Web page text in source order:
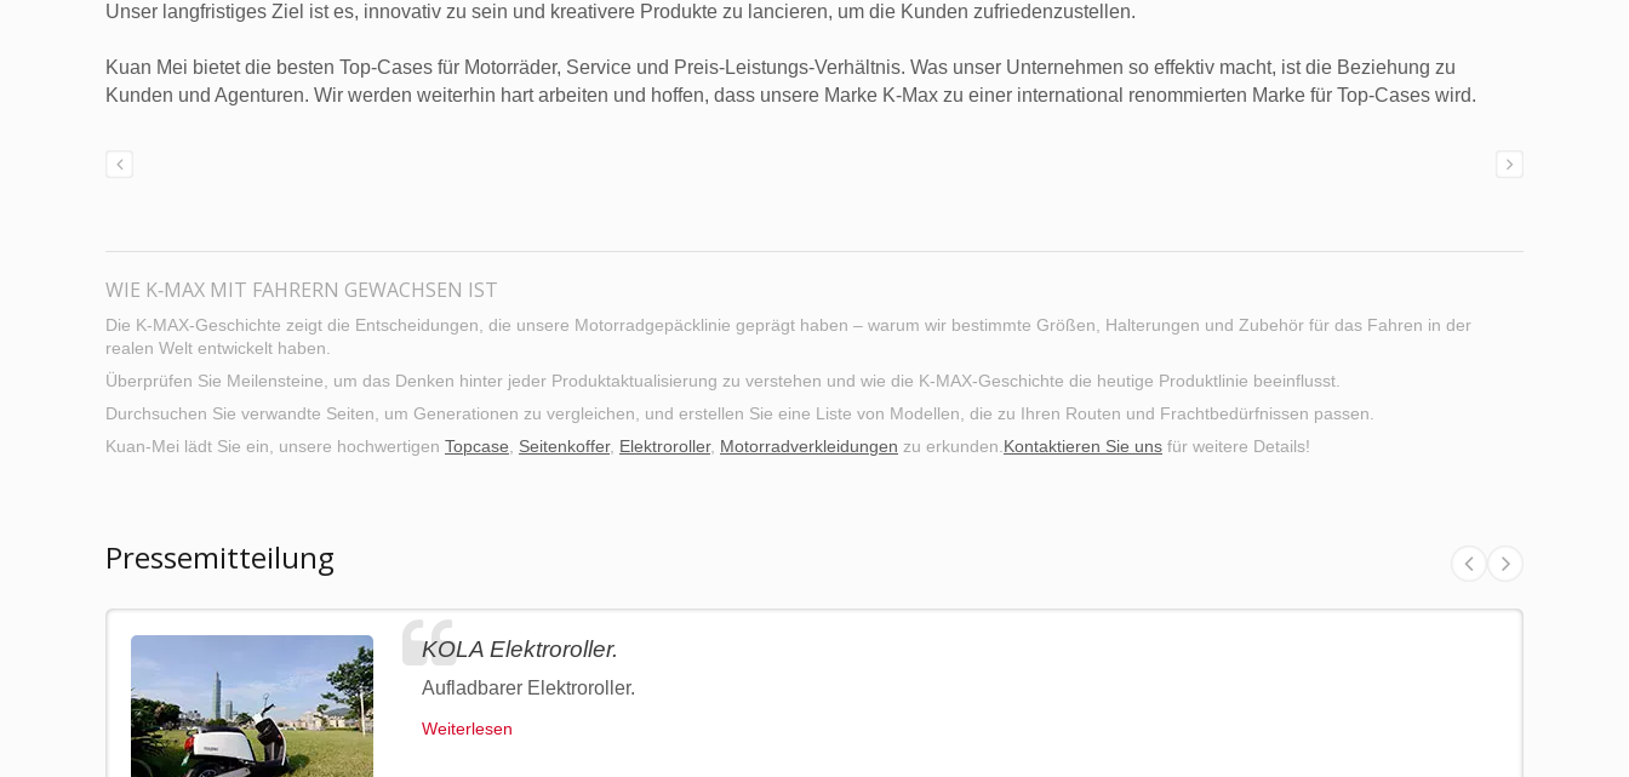
Unser langfristiges Ziel ist es, innovativ zu sein und kreativere Produkte zu lancieren, um die Kunden zufriedenzustellen.
Kuan Mei bietet die besten Top-Cases für Motorräder, Service und Preis-Leistungs-Verhältnis. Was unser Unternehmen so effektiv macht, ist die Beziehung zu
Kunden und Agenturen. Wir werden weiterhin hart arbeiten und hoffen, dass unsere Marke K-Max zu einer international renommierten Marke für Top-Cases wird.
WIE K‑MAX MIT FAHRERN GEWACHSEN IST
Die K‑MAX-Geschichte zeigt die Entscheidungen, die unsere Motorradgepäcklinie geprägt haben – warum wir bestimmte Größen, Halterungen und Zubehör für das Fahren in der
realen Welt entwickelt haben.
Überprüfen Sie Meilensteine, um das Denken hinter jeder Produktaktualisierung zu verstehen und wie die K‑MAX-Geschichte die heutige Produktlinie beeinflusst.
Durchsuchen Sie verwandte Seiten, um Generationen zu vergleichen, und erstellen Sie eine Liste von Modellen, die zu Ihren Routen und Frachtbedürfnissen passen.
Kuan-Mei lädt Sie ein, unsere hochwertigen Topcase, Seitenkoffer, Elektroroller, Motorradverkleidungen zu erkunden. Kontaktieren Sie uns für weitere Details!
Pressemitteilung
KOLA Elektroroller.
Aufladbarer Elektroroller.
Weiterlesen